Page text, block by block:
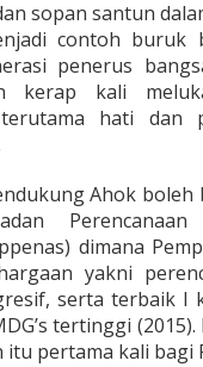
sopan santun
contoh buruk
penerus
kerap kali
hati dan
Ahok boleh
Perencanaan
dimana
yakni
serta terbaik I
tertinggi
pertama kali bagi